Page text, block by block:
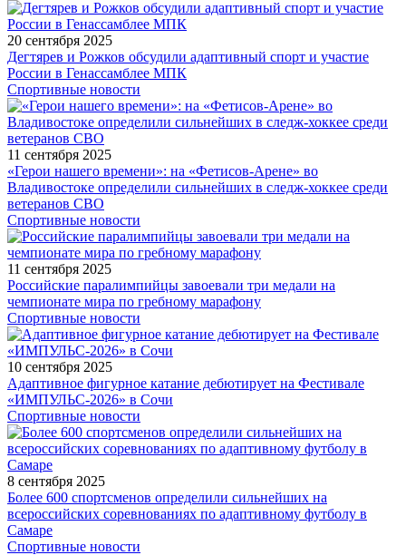
20 сентября 2025
Дегтярев и Рожков обсудили адаптивный спорт и участие
России в Генассамблее МПК
Спортивные новости
11 сентября 2025
«Герои нашего времени»: на «Фетисов-Арене» во
Владивостоке определили сильнейших в следж-хоккее среди
ветеранов СВО
Спортивные новости
11 сентября 2025
Российские паралимпийцы завоевали три медали на
чемпионате мира по гребному марафону
Спортивные новости
10 сентября 2025
Адаптивное фигурное катание дебютирует на Фестивале
«ИМПУЛЬС-2026» в Сочи
Спортивные новости
8 сентября 2025
Более 600 спортсменов определили сильнейших на
всероссийских соревнованиях по адаптивному футболу в
Самаре
Спортивные новости